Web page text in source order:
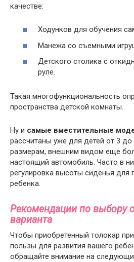
качестве:
Ходунков для обучения
Манежа со съемными
Детского столика с
руле.
Такая многофункциональность
пространства детской комнаты.
Ну и самые вместительные
рассчитаны уже для детей от 3
размерам, внешним видом еще
настоящий автомобиль. Часто в
регулировка высоты сиденья для
ребенка.
Рекомендации по выбору
варианта
Чтобы приобретенный толокар
пользы для развития вашего
обращайте внимание на